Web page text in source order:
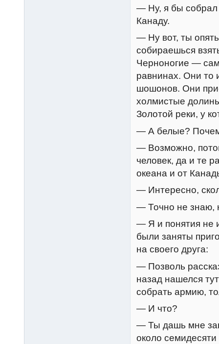
— Ну, я бы собрал
Канаду.
— Ну вот, ты
собираешься
Черноногие —
равнинах. Они то
шошонов. Они
холмистые
Золотой реки, у
— А белые?
— Возможно,
человек, да и те
океана и от
— Интересно,
— Точно не знаю,
— Я и понятия не
были заняты
на своего друга:
— Позволь
назад нашелся
собрать армию,
— И что?
— Ты дашь мне
около